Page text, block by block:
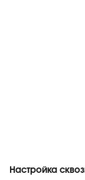
Настройка